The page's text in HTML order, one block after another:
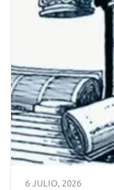
6 JULIO, 2026